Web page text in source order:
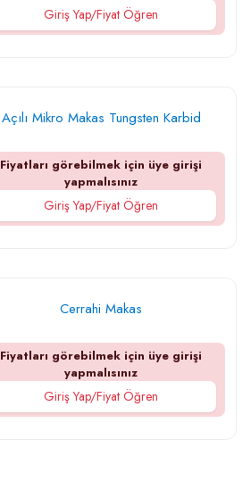
Giriş Yap/Fiyat Öğren
Açılı Mikro Makas Tungsten Karbid
Fiyatları görebilmek için üye girişi
yapmalısınız
Giriş Yap/Fiyat Öğren
Cerrahi Makas
Fiyatları görebilmek için üye girişi
yapmalısınız
Giriş Yap/Fiyat Öğren